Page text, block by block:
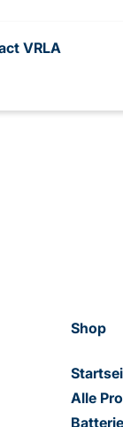
VRLA
Shop
Alle